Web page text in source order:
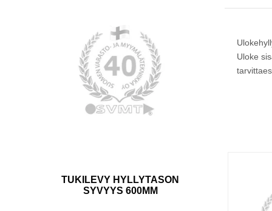
TUKILEVY HYLLYTASON
SYVYYS 600MM
Uloke